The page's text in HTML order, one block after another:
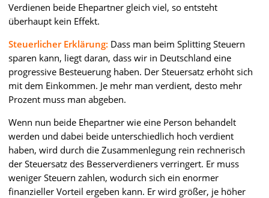
Verdienen beide Ehepartner gleich viel, so entsteht
überhaupt kein Effekt.
Steuerlicher Erklärung: Dass man beim Splitting Steuern
sparen kann, liegt daran, dass wir in Deutschland eine
progressive Besteuerung haben. Der Steuersatz erhöht sich
mit dem Einkommen. Je mehr man verdient, desto mehr
Prozent muss man abgeben.
Wenn nun beide Ehepartner wie eine Person behandelt
werden und dabei beide unterschiedlich hoch verdient
haben, wird durch die Zusammenlegung rein rechnerisch
der Steuersatz des Besserverdieners verringert. Er muss
weniger Steuern zahlen, wodurch sich ein enormer
finanzieller Vorteil ergeben kann. Er wird größer, je höher